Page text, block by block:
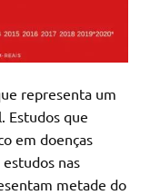
representa um
Estudos que
em doenças
nas
metade do